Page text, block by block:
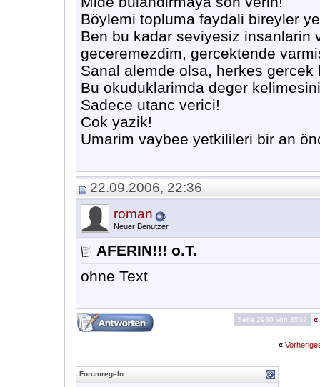
Böylemi topluma faydali bireyler
Ben bu kadar seviyesiz insanlarin
geceremezdim, gercektende
Sanal alemde olsa, herkes
Bu okuduklarimda deger
Sadece utanc verici!
Cok yazik!
Umarim vaybee yetkilileri bir an
22.09.2006, 22:36
roman
Neuer Benutzer
AFERIN!!! o.T.
ohne Text
Seite 2980 von 3532 «
«
Forumregeln